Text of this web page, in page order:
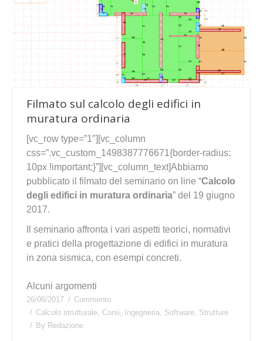
Filmato sul calcolo degli edifici in
muratura ordinaria
[vc_row type=”1″][vc_column
css=”.vc_custom_1498387776671{border-radius:
10px !important;}”][vc_column_text]Abbiamo
pubblicato il filmato del seminario on line “Calcolo
degli edifici in muratura ordinaria” del 19 giugno
2017.
Il seminario affronta i vari aspetti teorici, normativi
e pratici della progettazione di edifici in muratura
in zona sismica, con esempi concreti.
Alcuni argomenti
26/06/2017
Commento
Calcolo strutturale Corsi Ingegneria Software Strutture
By Redazione